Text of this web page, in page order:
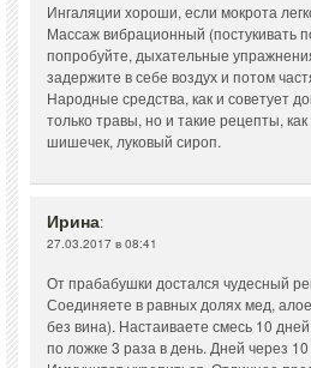
Ингаляции хороши, если мокрота
Массаж вибрационный (постукивать
попробуйте, дыхательные
задержите в себе воздух и потом
Народные средства, как и советует
только травы, но и такие рецепты,
шишечек, луковый сироп.
Ирина:
27.03.2017 в 08:41
От прабабушки достался чудесный
Соединяете в равных долях мед,
без вина). Настаиваете смесь 10
по ложке 3 раза в день. Дней через